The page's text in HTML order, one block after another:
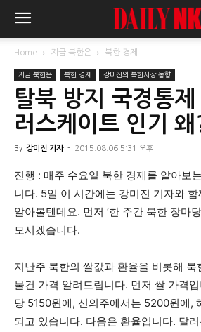
Home 지금 북한은 북한 경제
지금 북한은 북한 경제 강미진의 북한시장 동향
탈북 방지 국경통
러스케이트 인기 왜
By 강미진 기자 - 2015.08.06 5:31 오후
진행 : 매주 수요일 북한 경제를 알아보
니다. 5일 이 시간에는 강미진 기자와
알아볼텐데요. 먼저 ‘한 주간 북한 장마
모시겠습니다.
지난주 북한의 쌀값과 환율을 비롯해
물건 가격 알려드립니다. 먼저 쌀 가격
당 5150원에, 신의주에서는 5200원에,
되고 있습니다. 다음은 환율입니다. 달